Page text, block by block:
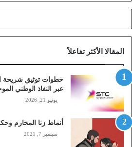
ر
ل
ا
ت
ص
ل
(
s
المقالا الأكثر تفاعلاً
عبر النفاذ الوطني
يونيو 21, 2026
أنماط زنا المحارم
سبتمبر 7, 2021